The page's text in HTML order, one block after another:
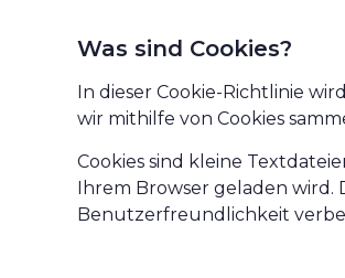
Was sind Cookies?
In dieser Cookie-Richtlinie
wir mithilfe von Cookies
Cookies sind kleine
Ihrem Browser geladen wird.
Benutzerfreundlichkeit